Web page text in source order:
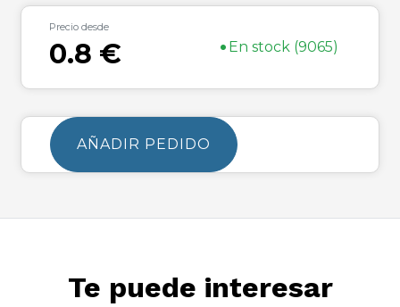
Precio desde
0.8 € • En stock (9065)
AÑADIR PEDIDO
Te puede interesar